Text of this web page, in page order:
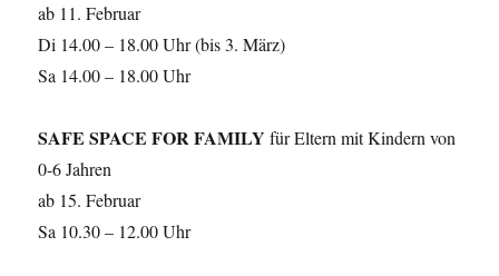
ab 11. Februar
Di 14.00 – 18.00 Uhr (bis 3. März)
Sa 14.00 – 18.00 Uhr
SAFE SPACE FOR FAMILYfür Eltern mit Kindern von
0-6 Jahren
ab 15. Februar
Sa 10.30 – 12.00 Uhr